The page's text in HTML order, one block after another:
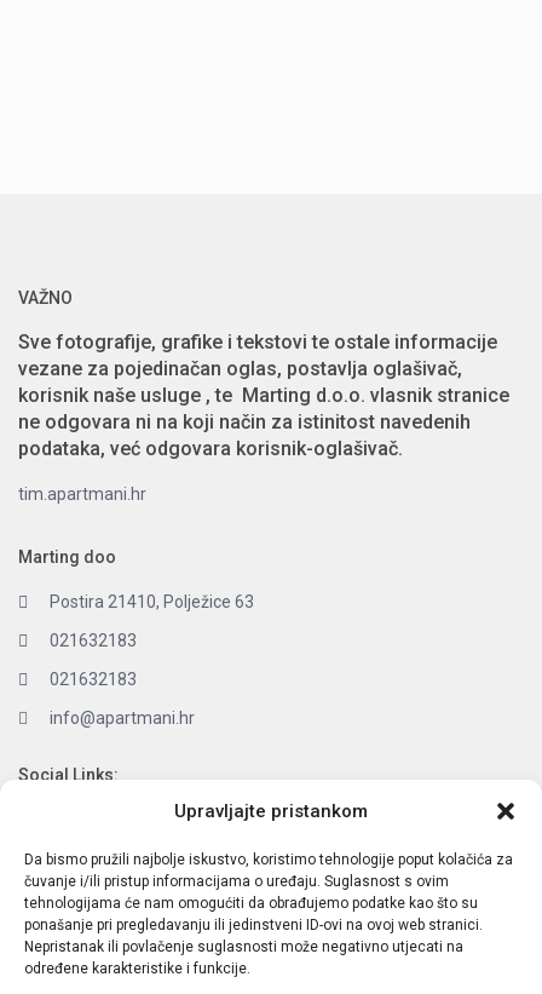
Upravljajte pristankom
Da bismo pružili najbolje iskustvo, koristimo tehnologije poput kolačića za
čuvanje i/ili pristup informacijama o uređaju. Suglasnost s ovim
tehnologijama će nam omogućiti da obrađujemo podatke kao što su
ponašanje pri pregledavanju ili jedinstveni ID-ovi na ovoj web stranici.
Nepristanak ili povlačenje suglasnosti može negativno utjecati na
određene karakteristike i funkcije.
VAŽNO
Sve fotografije, grafike i tekstovi te ostale informacije
vezane za pojedinačan oglas, postavlja oglašivač,
korisnik naše usluge , te Marting d.o.o. vlasnik stranice
ne odgovara ni na koji način za istinitost navedenih
podataka, već odgovara korisnik-oglašivač.
tim.apartmani.hr
Marting doo
Postira 21410, Polježice 63
021632183
021632183
info@apartmani.hr
Social Links:
Latest Listings
O NAMA: